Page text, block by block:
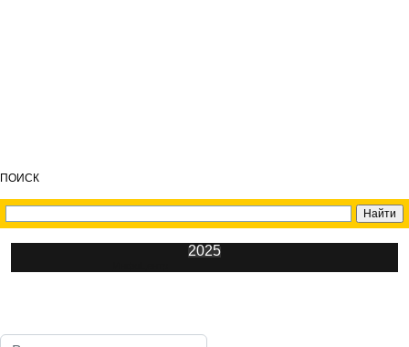
ПОИСК
2025
Поиск